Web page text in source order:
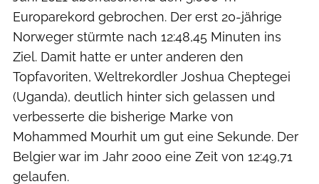
Europarekord gebrochen. Der erst 20-jährige
Norweger stürmte nach 12:48,45 Minuten ins
Ziel. Damit hatte er unter anderen den
Topfavoriten, Weltrekordler Joshua Cheptegei
(Uganda), deutlich hinter sich gelassen und
verbesserte die bisherige Marke von
Mohammed Mourhit um gut eine Sekunde. Der
Belgier war im Jahr 2000 eine Zeit von 12:49,71
gelaufen.